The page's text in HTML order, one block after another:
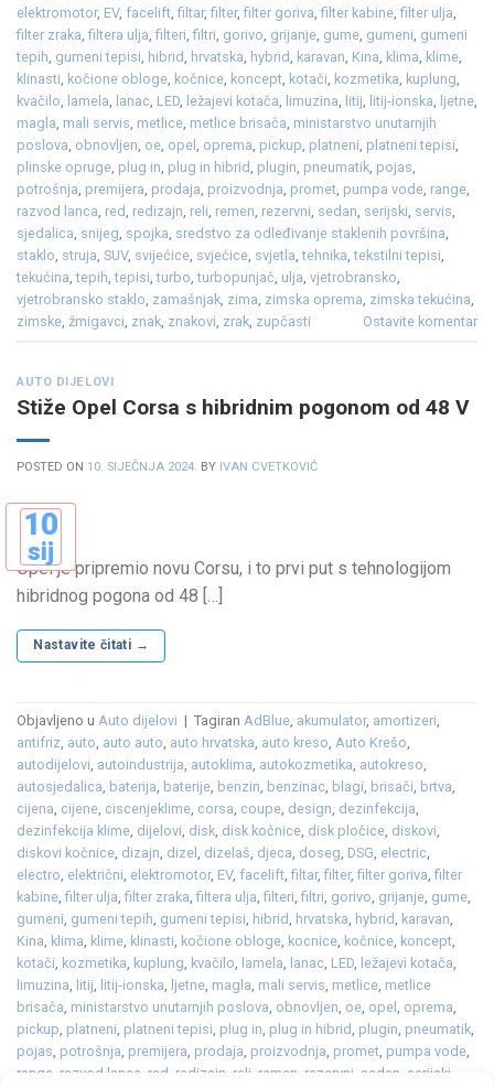
elektromotor, EV, facelift ,filtar,filter,filter goriva ,filter kabine ,filter ulja
filter zraka ,filtera ulja ,filteri ,filtri gorivo grijanje gume gumeni gumeni
tepih gumeni tepisi hibrid hrvatska hybrid karavan Kina klima klime
klinasti kočione obloge kočnice koncept kotači kozmetika kuplung
kvačilo lamela lanac LED ležajevi kotača limuzina litij litij-ionska ljetne
magla mali servis metlice metlice brisača ministarstvo unutarnjih
poslova obnovljen oe opel oprema pickup platneni platneni tepisi
plinske opruge plug in plug in hibrid plugin pneumatik pojas
potrošnja premijera prodaja proizvodnja promet pumpa vode range
razvod lanca red redizajn reli remen rezervni sedan serijski servis
sjedalica snijeg spojka sredstvo za odleđivanje staklenih površina
staklo struja SUV, svijećice svjećice svjetla ,tehnika ,tekstilni tepisi
tekućina ,tepih ,tepisi ,turbo ,turbopunjač ulja vjetrobransko
vjetrobransko staklo zamašnjak zima zimska oprema zimska tekućina
zimske žmigavci znak znakovi zrak zupčasti Ostavite komentar
AUTO DIJELOVI
Stiže Opel Corsa s hibridnim pogonom od 48 V
POSTED ON 10. SIJEČNJA 2024. BY IVAN CVETKOVIĆ
10
sij
Opel je pripremio novu Corsu, i to prvi put s tehnologijom
hibridnog pogona od 48 […]
Nastavite čitati →
Objavljeno u Auto dijelovi | Tagiran AdBlue, akumulator, amortizeri,
antifriz, auto, auto auto, auto hrvatska, auto kreso, Auto Krešo,
autodijelovi, autoindustrija, autoklima, autokozmetika, autokreso,
autosjedalica, baterija, baterije, benzin, benzinac, blagi, brisači, brtva,
cijena, cijene, ciscenjeklime, corsa, coupe, design, dezinfekcija,
dezinfekcija klime, dijelovi, disk, disk kočnice, disk pločice, diskovi,
diskovi kočnice, dizajn, dizel , dizelaš, djeca, doseg, DSG, electric,
electro, električni, elektromotor, EV, facelift,filtar,filter,filter goriva,filter
kabine,filter ulja,filter zraka,filtera ulja,filteri,filtri, gorivo, grijanje, gume,
gumeni, gumeni tepih, gumeni tepisi, hibrid, hrvatska, hybrid, karavan,
Kina, klima, klime, klinasti, kočione obloge, kocnice, kočnice, koncept,
kotači, kozmetika, kuplung, kvačilo, lamela, lanac, LED, ležajevi kotača,
limuzina, litij, litij-ionska, ljetne, magla, mali servis, metlice, metlice
brisača, ministarstvo unutarnjih poslova, obnovljen, oe, opel , oprema,
pickup, platneni, platneni tepisi, plug in, plug in hibrid, plugin, pneumatik,
pojas, potrošnja, premijera, prodaja, proizvodnja, promet, pumpa vode,
range razvod lanca red redizajn reli remen rezervni sedan serijski